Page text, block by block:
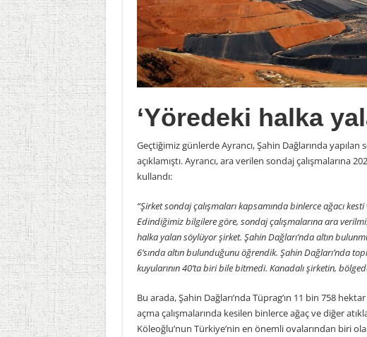
‘Yöredeki halka
Geçtiğimiz günlerde Ayrancı, Şahin Dağlarında yapılan
açıklamıştı. Ayrancı, ara verilen sondaj çalışmalarına
kullandı:
“Şirket sondaj çalışmaları kapsamında binlerce ağacı
Edindiğimiz bilgilere göre, sondaj çalışmalarına ara
halka yalan söylüyor şirket. Şahin Dağları’nda altın
6’sında altın bulunduğunu öğrendik. Şahin Dağları’nda
kuyularının 40’ta biri bile bitmedi. Kanadalı şirketin,
Bu arada, Şahin Dağları’nda Tüprag’ın 11 bin 758
açma çalışmalarında kesilen binlerce ağaç ve diğer
Köleoğlu’nun Türkiye’nin en önemli ovalarından biri